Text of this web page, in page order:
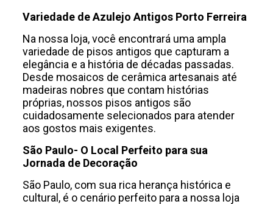
Variedade de Azulejo Antigos Porto Ferreira
Na nossa loja, você encontrará uma ampla
variedade de pisos antigos que capturam a
elegância e a história de décadas passadas.
Desde mosaicos de cerâmica artesanais até
madeiras nobres que contam histórias
próprias, nossos pisos antigos são
cuidadosamente selecionados para atender
aos gostos mais exigentes.
São Paulo- O Local Perfeito para sua
Jornada de Decoração
São Paulo, com sua rica herança histórica e
cultural, é o cenário perfeito para a nossa loja